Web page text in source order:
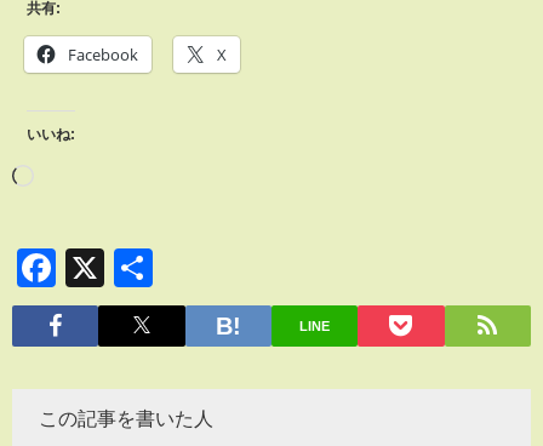
共有:
Facebook X
いいね:
Facebook
X
有
LINE
この記事を書いた人